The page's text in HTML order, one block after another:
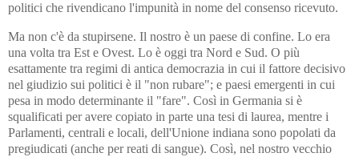
politici che rivendicano l'impunità in nome del consenso ricevuto.
Ma non c'è da stupirsene. Il nostro è un paese di confine. Lo era
una volta tra Est e Ovest. Lo è oggi tra Nord e Sud. O più
esattamente tra regimi di antica democrazia in cui il fattore decisivo
nel giudizio sui politici è il "non rubare"; e paesi emergenti in cui
pesa in modo determinante il "fare". Così in Germania si è
squalificati per avere copiato in parte una tesi di laurea, mentre i
Parlamenti, centrali e locali, dell'Unione indiana sono popolati da
pregiudicati (anche per reati di sangue). Così, nel nostro vecchio